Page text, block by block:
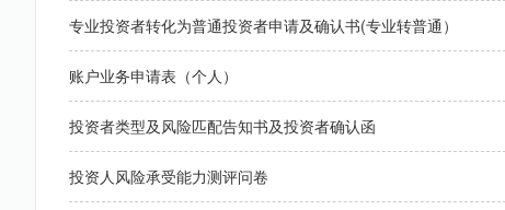
专业投资者转化为普通投资者申请及确认书(专业转普通）
账户业务申请表（个人）
投资者类型及风险匹配告知书及投资者确认函
投资人风险承受能力测评问卷